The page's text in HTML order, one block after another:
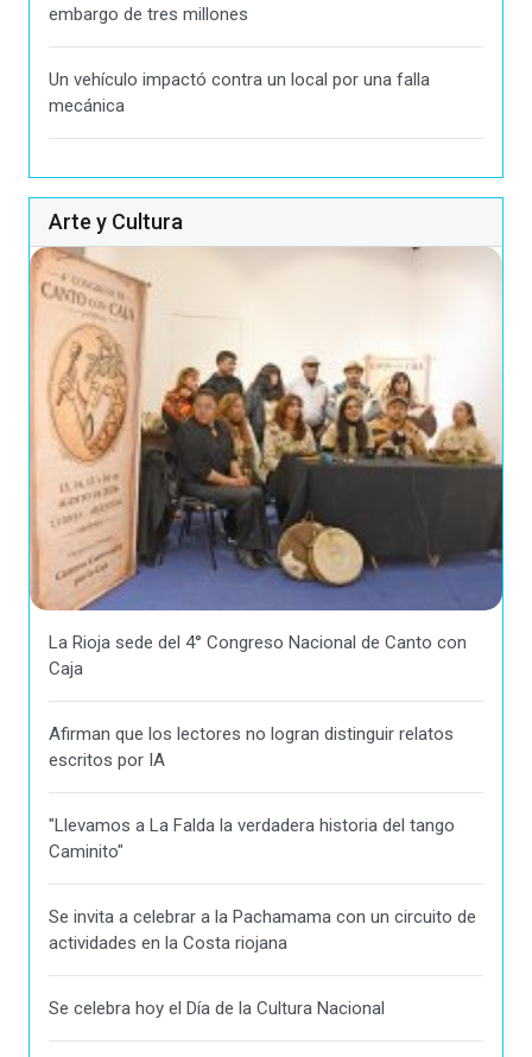
embargo de tres millones
Un vehículo impactó contra un local por una falla
mecánica
Arte y Cultura
La Rioja sede del 4° Congreso Nacional de Canto con
Caja
Afirman que los lectores no logran distinguir relatos
escritos por IA
"Llevamos a La Falda la verdadera historia del tango
Caminito"
Se invita a celebrar a la Pachamama con un circuito de
actividades en la Costa riojana
Se celebra hoy el Día de la Cultura Nacional